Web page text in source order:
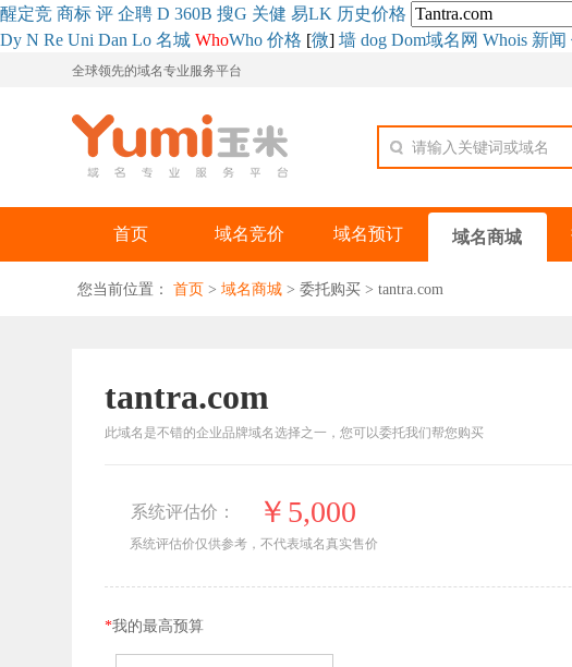
醒定竞 商标 评 企聘 D 360B 搜G 关健 易LK 历史价格
Dy N Re Uni Dan Lo 名城 WhoWho 价格 [微] 墙 dog Dom域名网 Whois 新闻